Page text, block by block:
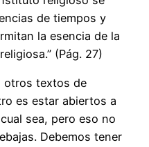
de tiempos y
la esencia de la
(Pág. 27)
otros textos de
es estar abiertos a
sea, pero eso no
Debemos tener